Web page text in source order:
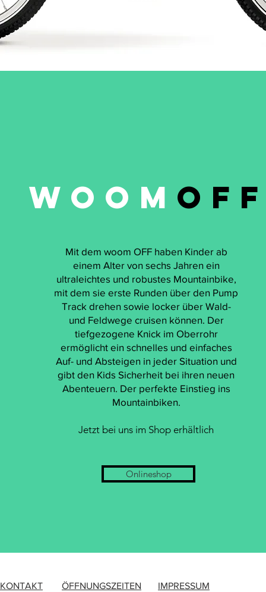
Woom
Mit dem woom OFF haben Kinder ab
einem Alter von sechs Jahren ein
ultraleichtes und robustes Mountainbike,
mit dem sie erste Runden über den Pump
Track drehen sowie locker über Wald-
und Feldwege cruisen können. Der
tiefgezogene Knick im Oberrohr
ermöglicht ein schnelles und einfaches
Auf- und Absteigen in jeder Situation und
gibt den Kids Sicherheit bei ihren neuen
Abenteuern. Der perfekte Einstieg ins
Mountainbiken.
Jetzt bei uns im Shop erhältlich
Onlineshop
KONTAKT ÖFFNUNGSZEITEN IMPRESSUM